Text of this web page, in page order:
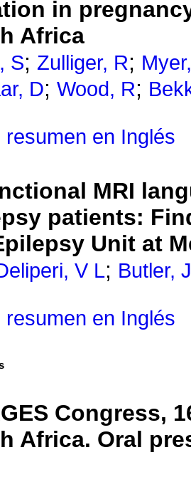
in
Africa
S; Zulliger, R;
D; Wood, R;
resumen en Inglés
MRI
patients:
Unit at
V L; Butler,
resumen en Inglés
Congress,
Africa. Oral